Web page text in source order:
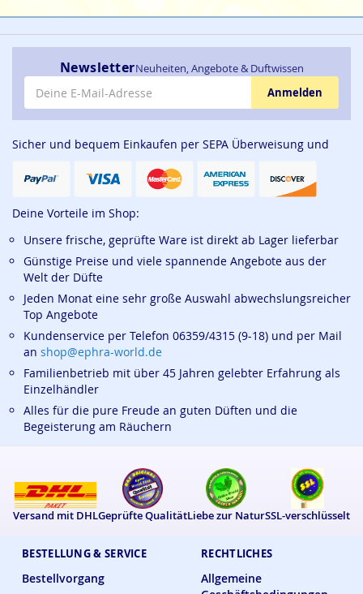
BESTELLUNG & SERVICE
Bestellvorgang
RECHTLICHES
Allgemeine
NewsletterNeuheiten, Angebote & Duftwissen
E-Mail-Adresse
Anmelden
Sicher und bequem Einkaufen per SEPA Überweisung und
Deine Vorteile im Shop:
Unsere frische, geprüfte Ware ist direkt ab Lager lieferbar
Günstige Preise und viele spannende Angebote aus der
Welt der Düfte
Jeden Monat eine sehr große Auswahl abwechslungsreicher
Top Angebote
Kundenservice per Telefon 06359/4315 (9-18) und per Mail
an shop@ephra-world.de
Familienbetrieb mit über 45 Jahren gelebter Erfahrung als
Einzelhändler
Alles für die pure Freude an guten Düften und die
Begeisterung am Räuchern
Versand mit DHLGeprüfte QualitätLiebe zur NaturSSL-verschlüsselt